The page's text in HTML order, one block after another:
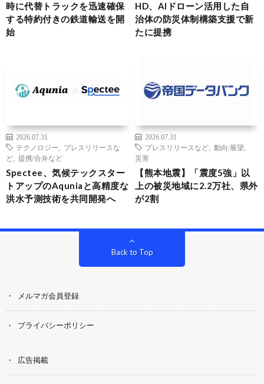
時に代替トラックを迅速確保
する特約付きの鉄道輸送を開
始
HD、AIドローン活用した自
治体の防災体制構築支援で新
たに提携
2026.07.31
テクノロジー
プレスリリースな
ど
提携/合弁など
Spectee、気候テックスター
トアップのAquniaと高精度な
洪水予測技術を共同開発へ
2026.07.31
プレスリリースなど
動向/展望
災害
【熊本地震】「震度5強」以
上の被災地域に2.2万社、県外
が2割
Back to Top
メルマガ会員登録
プライバシーポリシー
広告掲載